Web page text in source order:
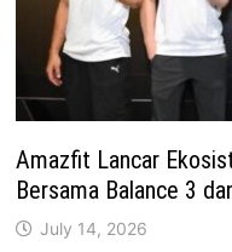
Amazfit Lancar
Bersama Balance 3
July 14, 2026